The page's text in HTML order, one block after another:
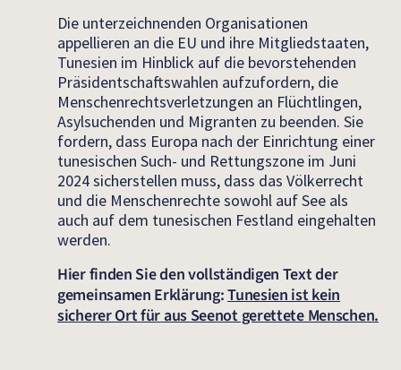
Die unterzeichnenden Organisationen
appellieren an die EU und ihre Mitgliedstaaten,
Tunesien im Hinblick auf die bevorstehenden
Präsidentschaftswahlen aufzufordern, die
Menschenrechtsverletzungen an Flüchtlingen,
Asylsuchenden und Migranten zu beenden. Sie
fordern, dass Europa nach der Einrichtung einer
tunesischen Such- und Rettungszone im Juni
2024 sicherstellen muss, dass das Völkerrecht
und die Menschenrechte sowohl auf See als
auch auf dem tunesischen Festland eingehalten
werden.
Hier finden Sie den vollständigen Text der
gemeinsamen Erklärung:Tunesien ist kein
sicherer Ort für aus Seenot gerettete Menschen.